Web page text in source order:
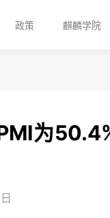
政策 麒麟学院
为